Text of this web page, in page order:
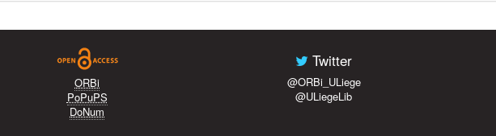
ORBi
PoPuPS
DoNum
Twitter
@ORBi_ULiege
@ULiegeLib